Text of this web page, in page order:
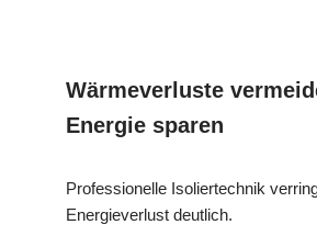
Wärmeverluste
Energie sparen
Professionelle Isoliertechnik
Energieverlust deutlich.